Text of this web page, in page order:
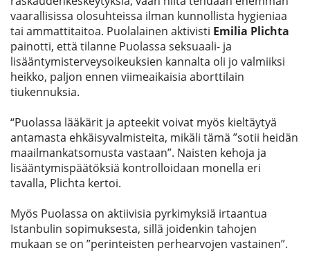
vaarallisissa olosuhteissa ilman kunnollista hygieniaa
tai ammattitaitoa. Puolalainen aktivisti Emilia Plichta
painotti, että tilanne Puolassa seksuaali- ja
lisääntymisterveysoikeuksien kannalta oli jo valmiiksi
heikko, paljon ennen viimeaikaisia aborttilain
tiukennuksia.
“Puolassa lääkärit ja apteekit voivat myös kieltäytyä
antamasta ehkäisyvalmisteita, mikäli tämä ”sotii heidän
maailmankatsomusta vastaan”. Naisten kehoja ja
lisääntymispäätöksiä kontrolloidaan monella eri
tavalla, Plichta kertoi.
Myös Puolassa on aktiivisia pyrkimyksiä irtaantua
Istanbulin sopimuksesta, sillä joidenkin tahojen
mukaan se on ”perinteisten perhearvojen vastainen”.